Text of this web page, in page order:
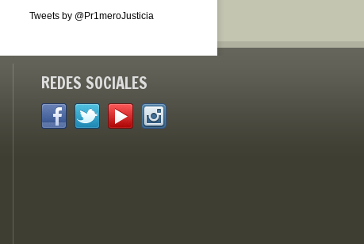
Tweets by @Pr1meroJusticia
REDES SOCIALES